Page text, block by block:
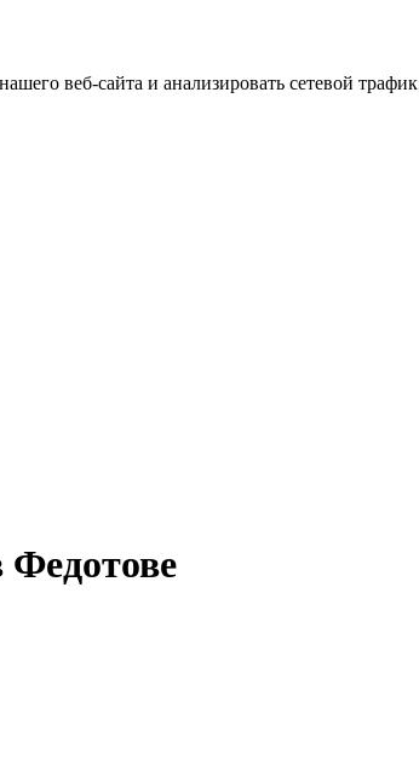
веб-сайта и анализировать сетевой
Федотове